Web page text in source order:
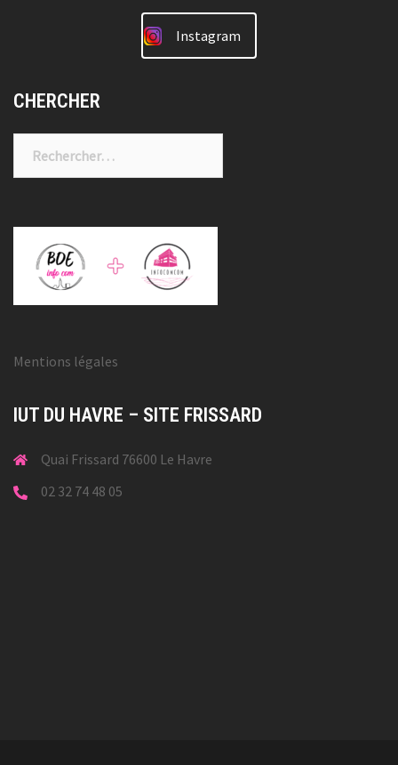
Instagram
CHERCHER
Mentions légales
IUT DU HAVRE – SITE FRISSARD
Quai Frissard 76600 Le Havre
02 32 74 48 05